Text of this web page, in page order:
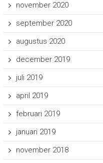
november 2020
september 2020
augustus 2020
december 2019
juli 2019
april 2019
februari 2019
januari 2019
november 2018